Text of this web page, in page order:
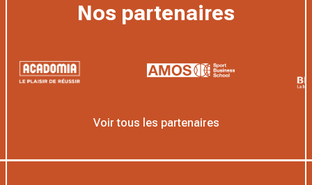
Nos partenaires
Voir tous les partenaires